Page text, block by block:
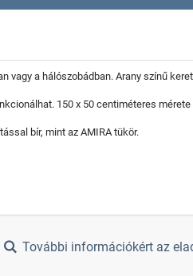
vagy a hálószobádban. Arany színű
150 x 50 centiméteres
bír, mint az AMIRA tükör.
További információkért az